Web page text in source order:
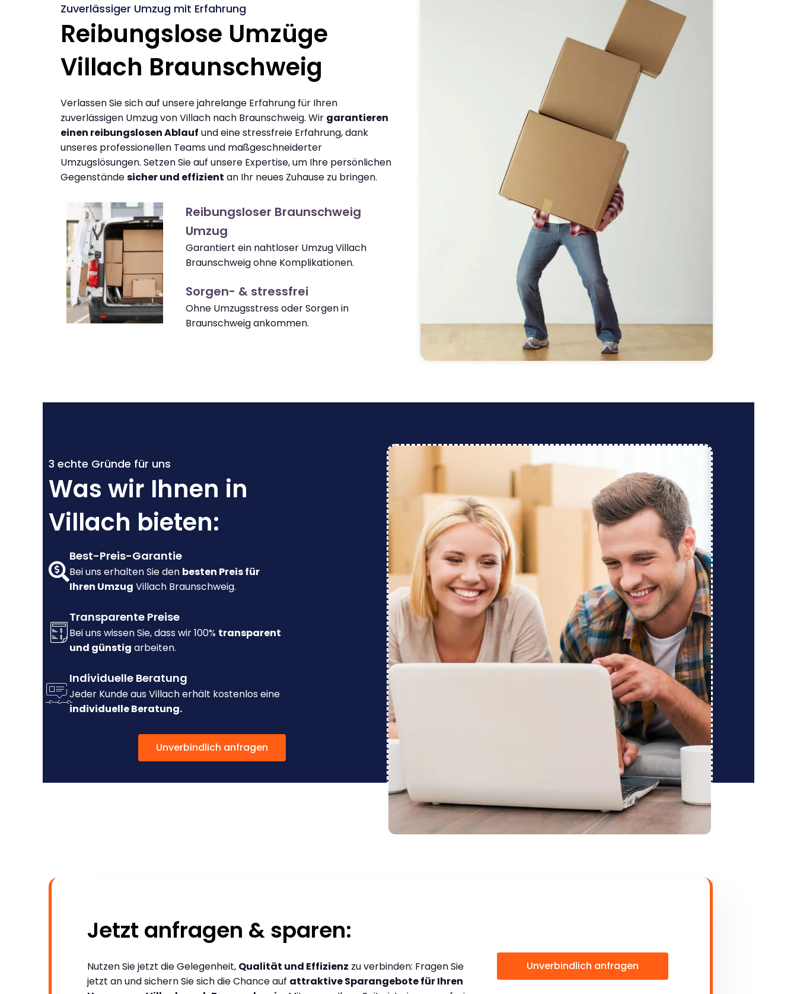
Zuverlässiger Umzug mit Erfahrung
Reibungslose Umzüge
Villach Braunschweig
Verlassen Sie sich auf unsere jahrelange Erfahrung für Ihren
zuverlässigen Umzug von Villach nach Braunschweig. Wir garantieren
einen reibungslosen Ablauf und eine stressfreie Erfahrung, dank
unseres professionellen Teams und maßgeschneiderter
Umzugslösungen. Setzen Sie auf unsere Expertise, um Ihre persönlichen
Gegenständesicher und effizient an Ihr neues Zuhause zu bringen.
Reibungsloser Braunschweig
Umzug
Garantiert ein nahtloser Umzug Villach
Braunschweig ohne Komplikationen.
Sorgen- & stressfrei
Ohne Umzugsstress oder Sorgen in
Braunschweig ankommen.
3 echte Gründe für uns
Was wir Ihnen in
Villach bieten:
Best-Preis-Garantie
Bei uns erhalten Sie den besten Preis für
Ihren Umzug Villach Braunschweig.
Transparente Preise
Bei uns wissen Sie, dass wir 100% transparent
und günstig arbeiten.
Individuelle Beratung
Jeder Kunde aus Villach erhält kostenlos eine
individuelle Beratung.
Unverbindlich anfragen
Jetzt anfragen & sparen:
Nutzen Sie jetzt die Gelegenheit, Qualität und Effizienz zu verbinden: Fragen Sie
jetzt an und sichern Sie sich die Chance auf attraktive Sparangebote für Ihren
Unverbindlich anfragen